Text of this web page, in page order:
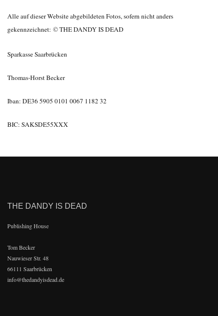
Alle auf dieser Website abgebildeten Fotos, sofern nicht anders
gekennzeichnet: ©THE DANDY IS DEAD
Sparkasse Saarbrücken
Thomas-Horst Becker
Iban: DE36 5905 0101 0067 1182 32
BIC: SAKSDE55XXX
THE DANDY IS DEAD
Publishing House
Tom Becker
Nauwieser Str. 48
66111 Saarbrücken
info@thedandyisdead.de